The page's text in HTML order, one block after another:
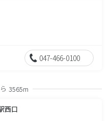
047-466-0100
3565m
西口